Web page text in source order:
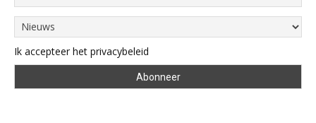
Ik accepteer het privacybeleid